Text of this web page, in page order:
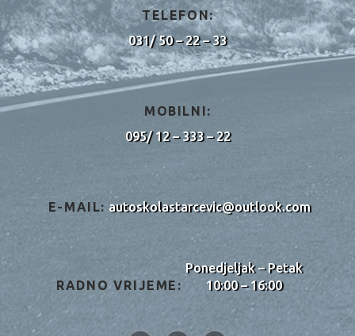
TELEFON:
031/ 50 – 22 – 33
MOBILNI:
095/ 12 – 333 – 22
E-MAIL: autoskolastarcevic@outlook.com
RADNO VRIJEME:
Ponedjeljak – Petak
10:00 – 16:00